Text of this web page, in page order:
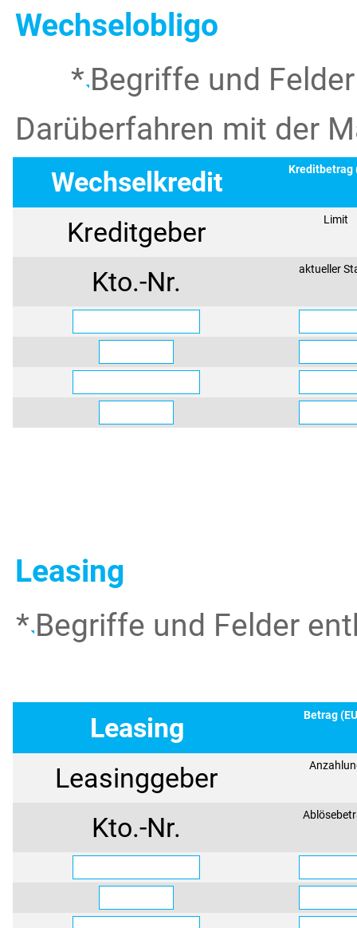
Wechselobligo
* Begriffe und
Darüberfahren mit der
Wechselkredit Kreditbetrag
Kreditgeber Limit
Kto.-Nr. aktueller
Leasing
* Begriffe und Felder
Leasing Betrag
Leasinggeber
Kto.-Nr.